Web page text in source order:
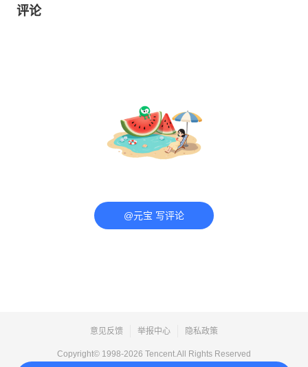
评论
@元宝 写评论
意见反馈 举报中心 隐私政策
Copyright© 1998-2026 Tencent.All Rights Reserved